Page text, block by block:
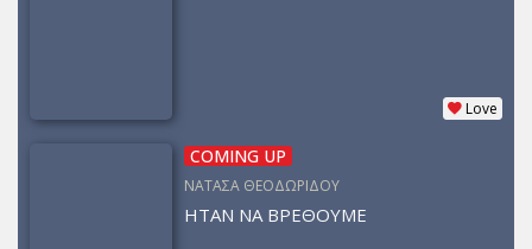
Love
COMING UP
ΝΑΤΑΣΑ ΘΕΟΔΩΡΙΔΟΥ
ΗΤΑΝ ΝΑ ΒΡΕΘΟΥΜΕ